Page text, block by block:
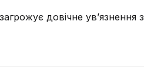
довічне ув’язнення з